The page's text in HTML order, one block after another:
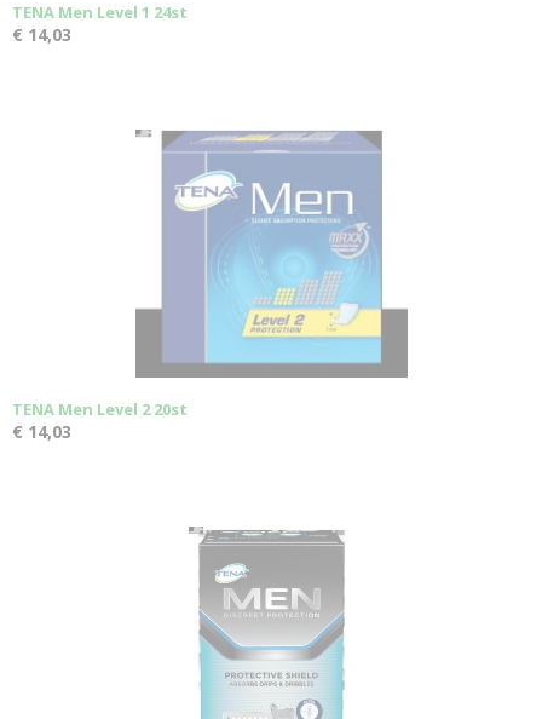
TENA Men Level 1 24st
€ 14,03
TENA Men Level 2 20st
€ 14,03